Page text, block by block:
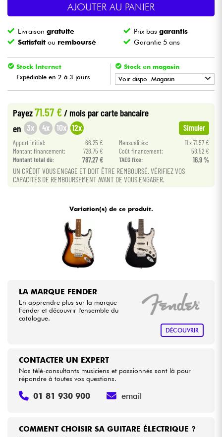
Batteries & Percu
Vents
Violons & Quatuor
Eveil Musical
Câbles & Access.
HiFi
Packs
AJOUTER AU PANIER
Livraisongratuite Prix basgarantis
Satisfait ou remboursé Garantie 5 ans
Stock Internet
Expédiable en 2 à 3 jours
Stock en magasin
Voir dispo. Magasin
• BRUXELLES
Star'SMusic
Payez71.57 €/ mois par carte bancaire
en 3x 4x 10x 12x Simuler
Apport initial: 66.25 € Mensualités:
11 x 71.57 €
Montant financement:
728.75 € Coût financement:
58.52 €
Montant total dù:
787.27 € TAEG fixe: 16.9 %
UN CRÉDIT VOUS ENGAGE ET DOIT ÊTRE REMBOURSÉ. VÉRIFIEZ VOS
CAPACITÉS DE REMBOURSEMENT AVANT DE VOUS ENGAGER.
Variation(s) de ce produit.
LA MARQUE FENDER
En apprendre plus sur la marque
Fender et découvrir l'ensemble du
catalogue.
DÉCOUVRIR
COMMENT CHOISIR SA GUITARE ÉLECTRIQUE ?
CONTACTER UN EXPERT
Nos télé-consultants musiciens et passionnés sont là pour
répondre à toutes vos questions.
01 81 930 900 email